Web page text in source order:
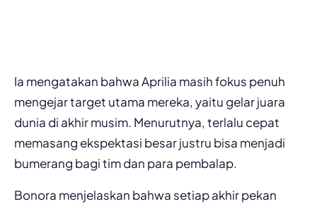
Ia mengatakan bahwa Aprilia masih fokus penuh
mengejar target utama mereka, yaitu gelar juara
dunia di akhir musim. Menurutnya, terlalu cepat
memasang ekspektasi besar justru bisa menjadi
bumerang bagi tim dan para pembalap.
Bonora menjelaskan bahwa setiap akhir pekan